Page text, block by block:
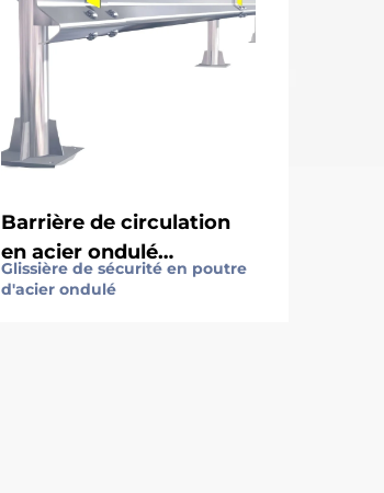
Barrière de circulation
en acier ondulé
galvanisé à chaud,
Glissière de sécurité en poutre
d'acier ondulé